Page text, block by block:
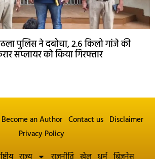
पुलिस ने दबोचा, 2.6 किलो गांजे की
सप्लायर को किया गिरफ्तार
Become an Author Contact us Disclaimer
Privacy Policy